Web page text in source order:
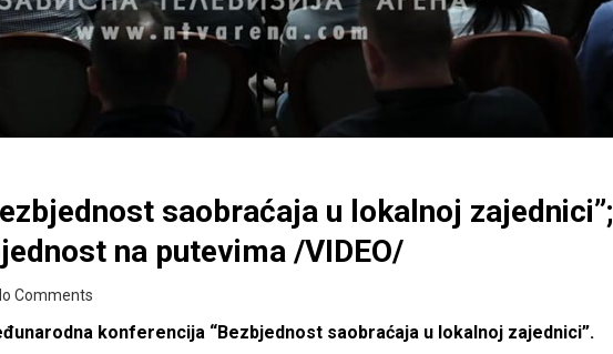
saobraćaja u lokalnoj zajednici”;
na putevima /VIDEO/
Comments
konferencija “Bezbjednost saobraćaja u lokalnoj zajednici”.